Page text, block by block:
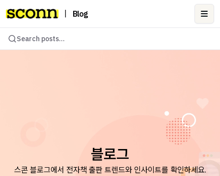
Blog
Search posts...
블로그
스콘 블로그에서 전자책 출판 트렌드와 인사이트를 확인하세요.